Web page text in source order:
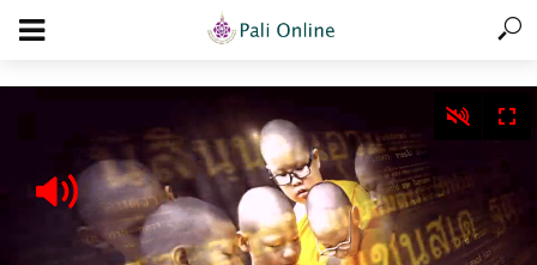
add_action('wp_footer', function () { echo '